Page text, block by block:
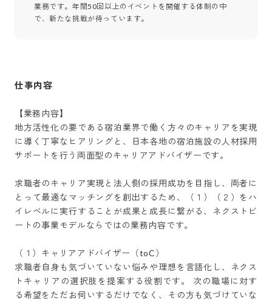
業務です。年間50回以上のイベントを開催する体制の中
で、新たな挑戦が待っています。
仕事内容
【業務内容】
地方活性化の要である宿泊業界で働く方々のキャリアを実現
に導く丁寧なヒアリングと、日本各地の宿泊施設の人材採用
サポートを行う両面型のキャリアアドバイザーです。
求職者のキャリア実現と法人側の採用成功を目指し、両者に
とって最適なマッチングを創出するため、（１）（２）をハ
イレベルに実行することが成果と成長に繋がる、ネクストビ
ートの事業モデルならではの業務内容です。
（１）キャリアアドバイザー（toC）
求職者自身も気づいていない悩みや理想を言語化し、ネクス
トキャリアの選択肢を提案する役割です。 次の職場に対す
る希望をただお伺いするだけでなく、その方も気づけていな